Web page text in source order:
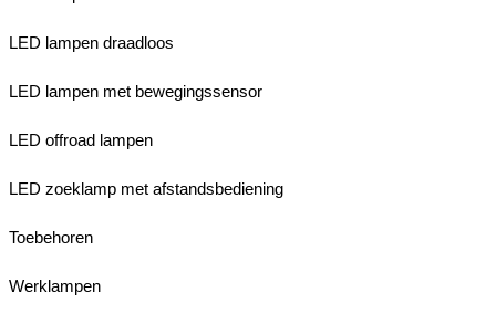
LED lampen draadloos
LED lampen met bewegingssensor
LED offroad lampen
LED zoeklamp met afstandsbediening
Toebehoren
Werklampen